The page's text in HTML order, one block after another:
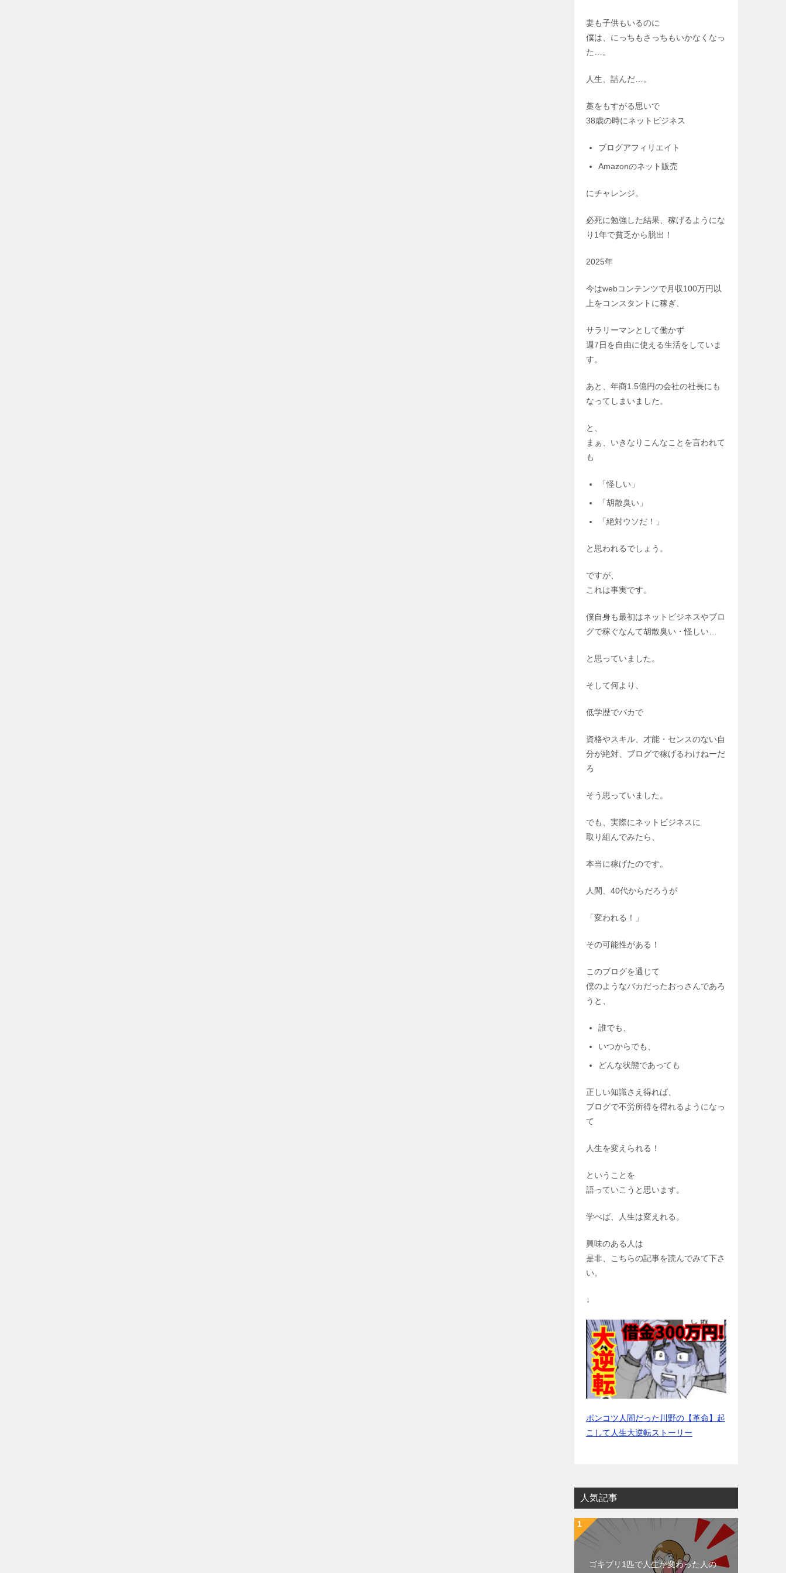
妻も子供もいるのに
僕は、にっちもさっちもいかなくなっ
た…。
人生、詰んだ…。
藁をもすがる思いで
38歳の時にネットビジネス
ブログアフィリエイト
Amazonのネット販売
にチャレンジ。
必死に勉強した結果、稼げるようにな
り1年で貧乏から脱出！
2025年
今はwebコンテンツで月収100万円以
上をコンスタントに稼ぎ、
サラリーマンとして働かず
週7日を自由に使える生活をしていま
す。
あと、年商1.5億円の会社の社長にも
なってしまいました。
と、
まぁ、いきなりこんなことを言われて
も
「怪しい」
「胡散臭い」
「絶対ウソだ！」
と思われるでしょう。
ですが、
これは事実です。
僕自身も最初はネットビジネスやブロ
グで稼ぐなんて胡散臭い・怪しい…
と思っていました。
そして何より、
低学歴でバカで
資格やスキル、才能・センスのない自
分が絶対、ブログで稼げるわけねーだ
ろ
そう思っていました。
でも、実際にネットビジネスに
取り組んでみたら、
本当に稼げたのです。
人間、40代からだろうが
「変われる！」
その可能性がある！
このブログを通じて
僕のようなバカだったおっさんであろ
うと、
誰でも、
いつからでも、
どんな状態であっても
正しい知識さえ得れば、
ブログで不労所得を得れるようになっ
て
人生を変えられる！
ということを
語っていこうと思います。
学べば、人生は変えれる。
興味のある人は
是非、こちらの記事を読んでみて下さ
い。
↓
ポンコツ人間だった川野の【革命】起
こして人生大逆転ストーリー
人気記事
ゴキブリ1匹で人生が変わった人の